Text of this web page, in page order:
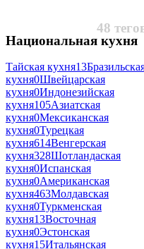
48
Национальная кухня
Тайская кухня13
кухня0Швейцарская
кухня0Индонезийская
кухня105Азиатская
кухня0Мексиканская
кухня0Турецкая
кухня614Венгерская
кухня328Шотландаская
кухня0Испанская
кухня0Американская
кухня463Молдавская
кухня0Туркменская
кухня13Восточная
кухня0Эстонская
кухня15Итальянская